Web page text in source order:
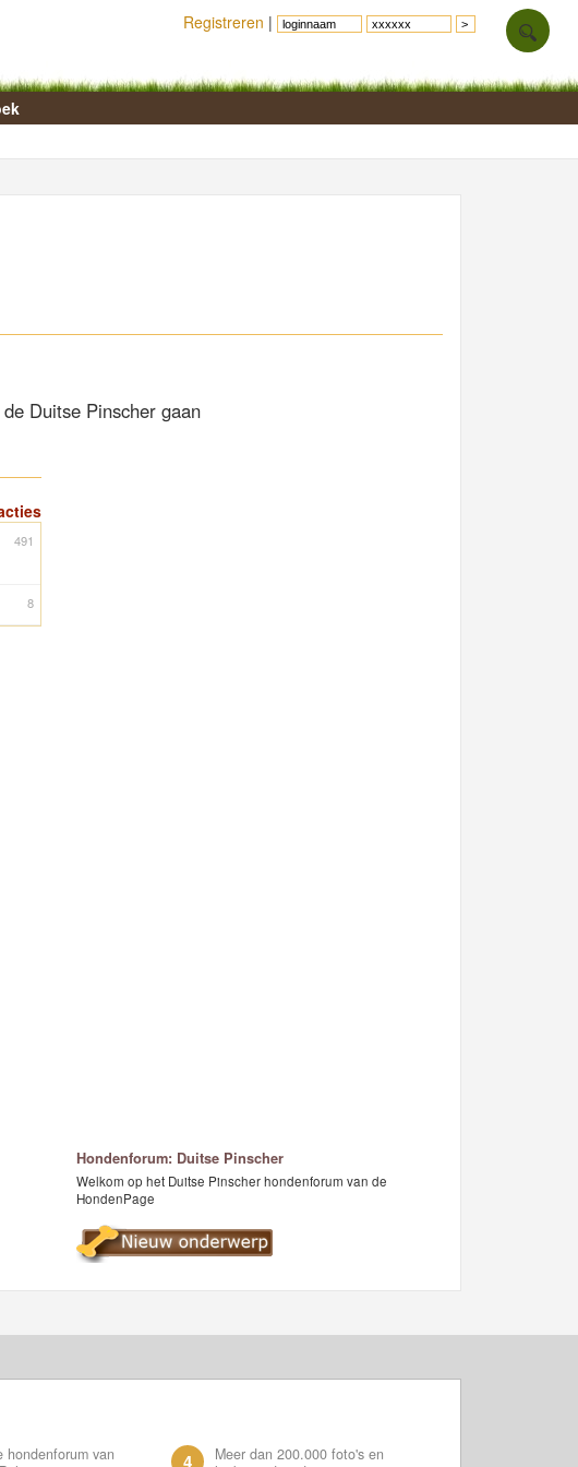
Duitse Pinscher gaan
491
8
Hondenforum: Duitse Pinscher
Welkom op het Duitse Pinscher hondenforum van de
HondenPage
Registreren |
hondenforum van
4
Meer dan 200.000 foto's en